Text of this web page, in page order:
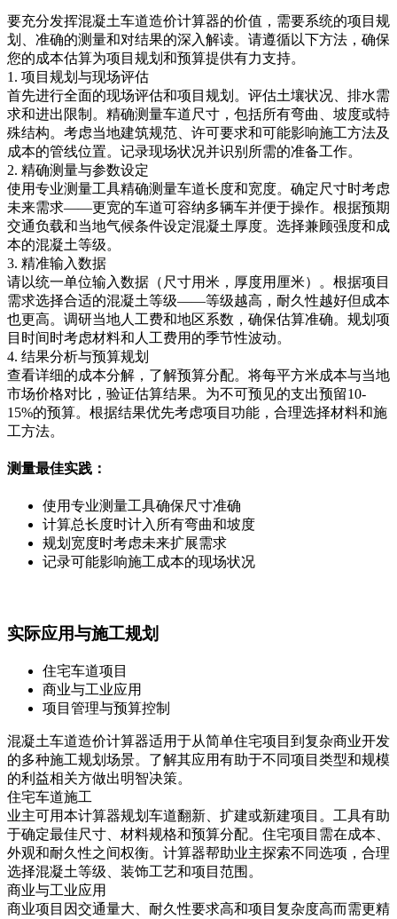
要充分发挥混凝土车道造价计算器的价值，需要系统的项目规
划、准确的测量和对结果的深入解读。请遵循以下方法，确保
您的成本估算为项目规划和预算提供有力支持。
1. 项目规划与现场评估
首先进行全面的现场评估和项目规划。评估土壤状况、排水需
求和进出限制。精确测量车道尺寸，包括所有弯曲、坡度或特
殊结构。考虑当地建筑规范、许可要求和可能影响施工方法及
成本的管线位置。记录现场状况并识别所需的准备工作。
2. 精确测量与参数设定
使用专业测量工具精确测量车道长度和宽度。确定尺寸时考虑
未来需求——更宽的车道可容纳多辆车并便于操作。根据预期
交通负载和当地气候条件设定混凝土厚度。选择兼顾强度和成
本的混凝土等级。
3. 精准输入数据
请以统一单位输入数据（尺寸用米，厚度用厘米）。根据项目
需求选择合适的混凝土等级——等级越高，耐久性越好但成本
也更高。调研当地人工费和地区系数，确保估算准确。规划项
目时间时考虑材料和人工费用的季节性波动。
4. 结果分析与预算规划
查看详细的成本分解，了解预算分配。将每平方米成本与当地
市场价格对比，验证估算结果。为不可预见的支出预留10-
15%的预算。根据结果优先考虑项目功能，合理选择材料和施
工方法。
测量最佳实践：
使用专业测量工具确保尺寸准确
计算总长度时计入所有弯曲和坡度
规划宽度时考虑未来扩展需求
记录可能影响施工成本的现场状况
实际应用与施工规划
住宅车道项目
商业与工业应用
项目管理与预算控制
混凝土车道造价计算器适用于从简单住宅项目到复杂商业开发
的多种施工规划场景。了解其应用有助于不同项目类型和规模
的利益相关方做出明智决策。
住宅车道施工
业主可用本计算器规划车道翻新、扩建或新建项目。工具有助
于确定最佳尺寸、材料规格和预算分配。住宅项目需在成本、
外观和耐久性之间权衡。计算器帮助业主探索不同选项，合理
选择混凝土等级、装饰工艺和项目范围。
商业与工业应用
商业项目因交通量大、耐久性要求高和项目复杂度高而需更精